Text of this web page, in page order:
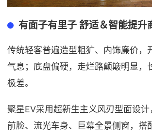
有面子有里子 舒适＆智能提升
传统轻客普遍造型粗犷、内饰廉价，
气息；底盘偏硬，走烂路颠簸明显，
极差。
聚星EV采用超新生主义风刃型面设
前脸、流光车身、巨幕全景侧窗，搭